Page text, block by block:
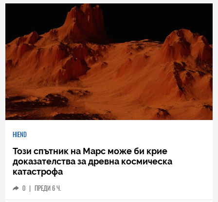
HIEND
Този спътник на Марс може би крие
доказателства за древна космическа
катастрофа
0 | ПРЕДИ 6 Ч.